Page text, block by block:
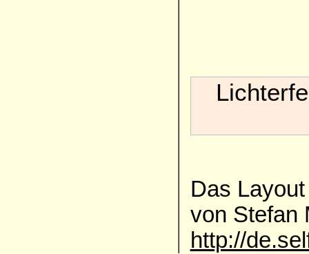
Das
von Stefan
http://